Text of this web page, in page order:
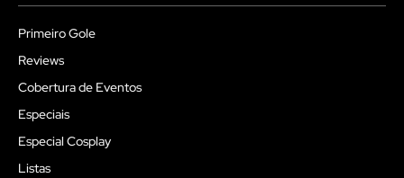
Primeiro Gole
Reviews
Cobertura de Eventos
Especiais
Especial Cosplay
Listas